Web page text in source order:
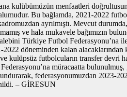
kulübümüzün menfaatleri
Bu bağlamda, 2021-2022
ayrılmıştı. Mevcut
ve hala mukavele bağımızın
Türkiye Futbol Federasyonu’na
döneminden kalan
kulüpsüz futbolcuların transfer devri
müracaatta bulunulmuş,
federasyonumuzdan 2023-
– GİRESUN